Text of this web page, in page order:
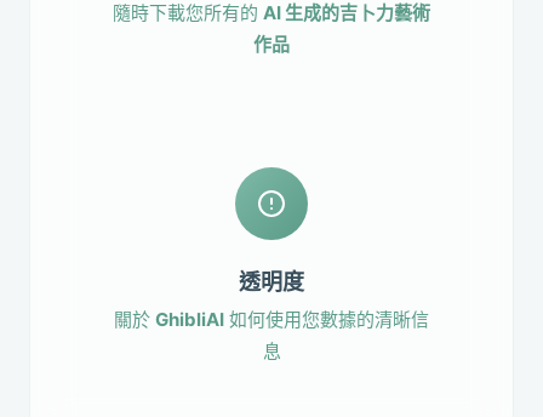
隨時下載您所有的 AI 生成的吉卜力藝術
作品
透明度
關於 GhibliAI 如何使用您數據的清晰信
息